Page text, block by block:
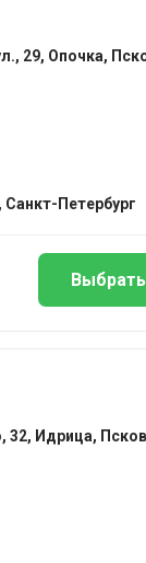
29, Опочка,
Петербург
32, Идрица,